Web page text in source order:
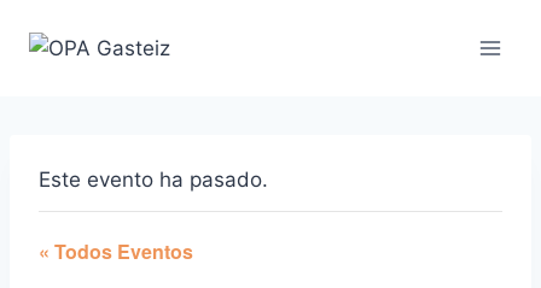
Este evento ha pasado.
« Todos Eventos